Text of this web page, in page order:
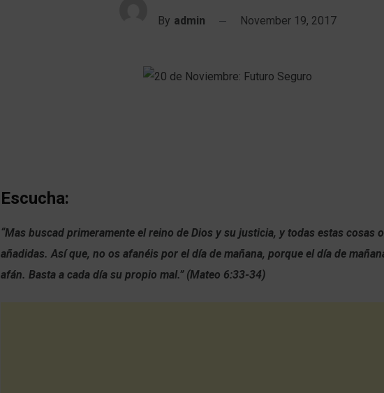
By admin November 19, 2017
Escucha:
“Mas buscad primeramente el reino de Dios y su justicia, y todas estas cosas
añadidas. Así que, no os afanéis por el día de mañana, porque el día de
afán. Basta a cada día su propio mal.” (Mateo 6:33-34)